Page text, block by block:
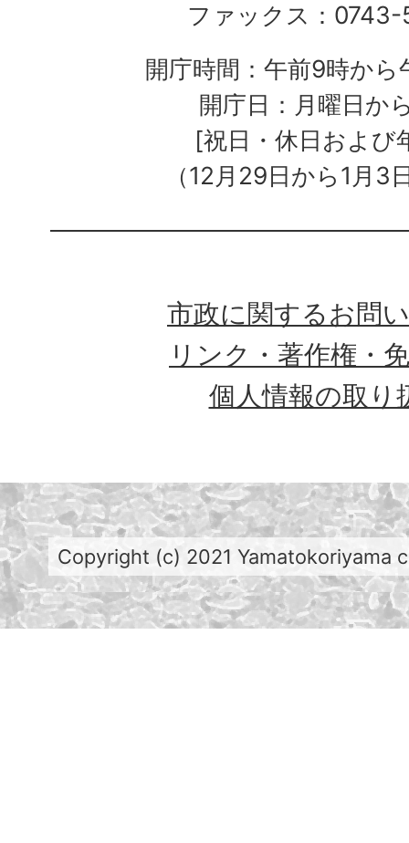
ファックス：
開庁時間：午前9時か
開庁日：月曜日か
[祝日・休日および
（12月29日から1月3
市政に関するお問
リンク・著作権・
個人情報の取り
Copyright (c) 2021 Yamatokoriyama